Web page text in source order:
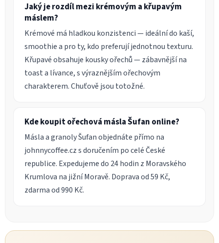
Jaký je rozdíl mezi krémovým a křupavým
máslem?
Krémové má hladkou konzistenci — ideální do kaší,
smoothie a pro ty, kdo preferují jednotnou texturu.
Křupavé obsahuje kousky ořechů — zábavnější na
toast a lívance, s výraznějším ořechovým
charakterem. Chuťově jsou totožné.
Kde koupit ořechová másla Šufan online?
Másla a granoly Šufan objednáte přímo na
johnnycoffee.cz s doručením po celé České
republice. Expedujeme do 24 hodin z Moravského
Krumlova na jižní Moravě. Doprava od 59 Kč,
zdarma od 990 Kč.